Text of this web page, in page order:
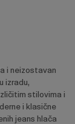
i neizostavan
izradu,
stilovima i
i klasične
jeans hlača